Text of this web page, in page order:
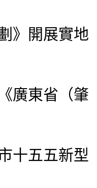
》開展實地
廣東省（肇
十五五新型